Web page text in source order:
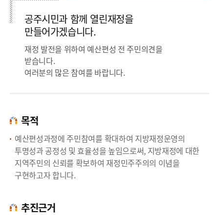
공주시민과 함께 열린재정을
만들어가겠습니다.
재정 발전을 위하여 예산편성 전 주민의견을
받습니다.
여러분의 많은 참여를 바랍니다.
목적
예산편성과정에 주민참여를 확대하여 지방재정운영의
투명성과 공정성 및 효율성을 높임으로써, 지방재정에 대한
지역주민의 신뢰를 확보하여 재정민주주의의 이념을
구현하고자 합니다.
추진근거